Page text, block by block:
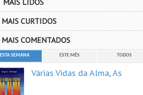
MAIS CURTIDOS
MAIS COMENTADOS
ESTA SEMANA ESTE MÊS TODOS
Várias Vidas da Alma, As